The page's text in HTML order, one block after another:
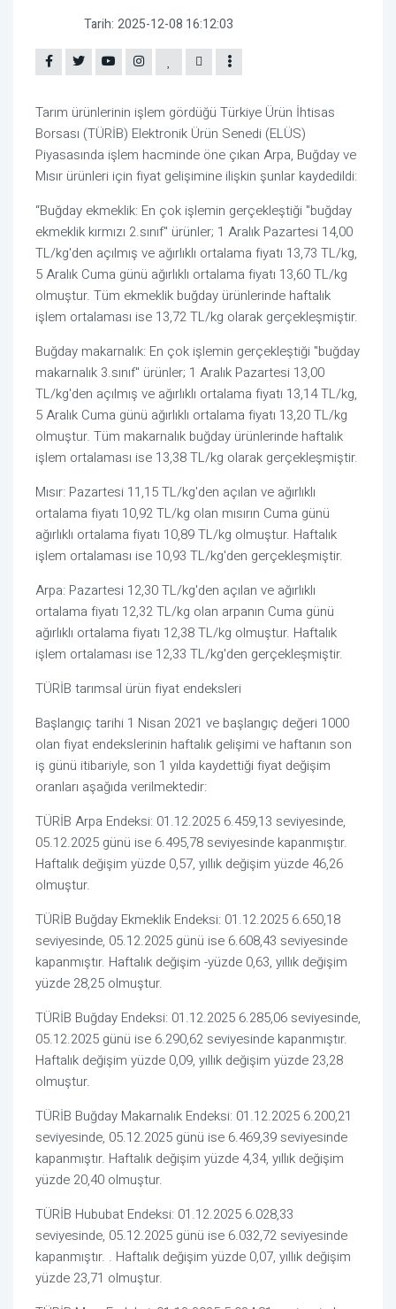
Tarih: 2025-12-08 16:12:03
Tarım ürünlerinin işlem gördüğü Türkiye Ürün İhtisas
Borsası (TÜRİB) Elektronik Ürün Senedi (ELÜS)
Piyasasında işlem hacminde öne çıkan Arpa, Buğday ve
Mısır ürünleri için fiyat gelişimine ilişkin şunlar kaydedildi:
“Buğday ekmeklik: En çok işlemin gerçekleştiği "buğday
ekmeklik kırmızı 2.sınıf" ürünler; 1 Aralık Pazartesi 14,00
TL/kg'den açılmış ve ağırlıklı ortalama fiyatı 13,73 TL/kg,
5 Aralık Cuma günü ağırlıklı ortalama fiyatı 13,60 TL/kg
olmuştur. Tüm ekmeklik buğday ürünlerinde haftalık
işlem ortalaması ise 13,72 TL/kg olarak gerçekleşmiştir.
Buğday makarnalık: En çok işlemin gerçekleştiği "buğday
makarnalık 3.sınıf" ürünler; 1 Aralık Pazartesi 13,00
TL/kg'den açılmış ve ağırlıklı ortalama fiyatı 13,14 TL/kg,
5 Aralık Cuma günü ağırlıklı ortalama fiyatı 13,20 TL/kg
olmuştur. Tüm makarnalık buğday ürünlerinde haftalık
işlem ortalaması ise 13,38 TL/kg olarak gerçekleşmiştir.
Mısır: Pazartesi 11,15 TL/kg'den açılan ve ağırlıklı
ortalama fiyatı 10,92 TL/kg olan mısırın Cuma günü
ağırlıklı ortalama fiyatı 10,89 TL/kg olmuştur. Haftalık
işlem ortalaması ise 10,93 TL/kg'den gerçekleşmiştir.
Arpa: Pazartesi 12,30 TL/kg'den açılan ve ağırlıklı
ortalama fiyatı 12,32 TL/kg olan arpanın Cuma günü
ağırlıklı ortalama fiyatı 12,38 TL/kg olmuştur. Haftalık
işlem ortalaması ise 12,33 TL/kg'den gerçekleşmiştir.
TÜRİB tarımsal ürün fiyat endeksleri
Başlangıç tarihi 1 Nisan 2021 ve başlangıç değeri 1000
olan fiyat endekslerinin haftalık gelişimi ve haftanın son
iş günü itibariyle, son 1 yılda kaydettiği fiyat değişim
oranları aşağıda verilmektedir:
TÜRİB Arpa Endeksi: 01.12.2025 6.459,13 seviyesinde,
05.12.2025 günü ise 6.495,78 seviyesinde kapanmıştır.
Haftalık değişim yüzde 0,57, yıllık değişim yüzde 46,26
olmuştur.
TÜRİB Buğday Ekmeklik Endeksi: 01.12.2025 6.650,18
seviyesinde, 05.12.2025 günü ise 6.608,43 seviyesinde
kapanmıştır. Haftalık değişim -yüzde 0,63, yıllık değişim
yüzde 28,25 olmuştur.
TÜRİB Buğday Endeksi: 01.12.2025 6.285,06 seviyesinde,
05.12.2025 günü ise 6.290,62 seviyesinde kapanmıştır.
Haftalık değişim yüzde 0,09, yıllık değişim yüzde 23,28
olmuştur.
TÜRİB Buğday Makarnalık Endeksi: 01.12.2025 6.200,21
seviyesinde, 05.12.2025 günü ise 6.469,39 seviyesinde
kapanmıştır. Haftalık değişim yüzde 4,34, yıllık değişim
yüzde 20,40 olmuştur.
TÜRİB Hububat Endeksi: 01.12.2025 6.028,33
seviyesinde, 05.12.2025 günü ise 6.032,72 seviyesinde
kapanmıştır. . Haftalık değişim yüzde 0,07, yıllık değişim
yüzde 23,71 olmuştur.